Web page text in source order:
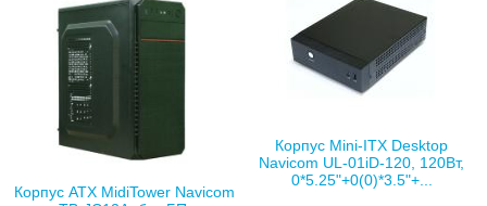
Корпус ATX MidiTower Navicom
Корпус Mini-ITX Desktop
Navicom UL-01iD-120, 120Вт,
0*5.25"+0(0)*3.5"+...